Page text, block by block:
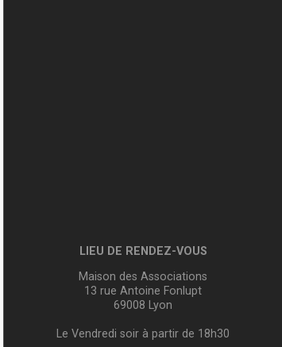
LIEU DE RENDEZ-VOUS
Maison des Associations
13 rue Antoine Fonlupt
69008 Lyon
Le Vendredi soir à partir de 18h30